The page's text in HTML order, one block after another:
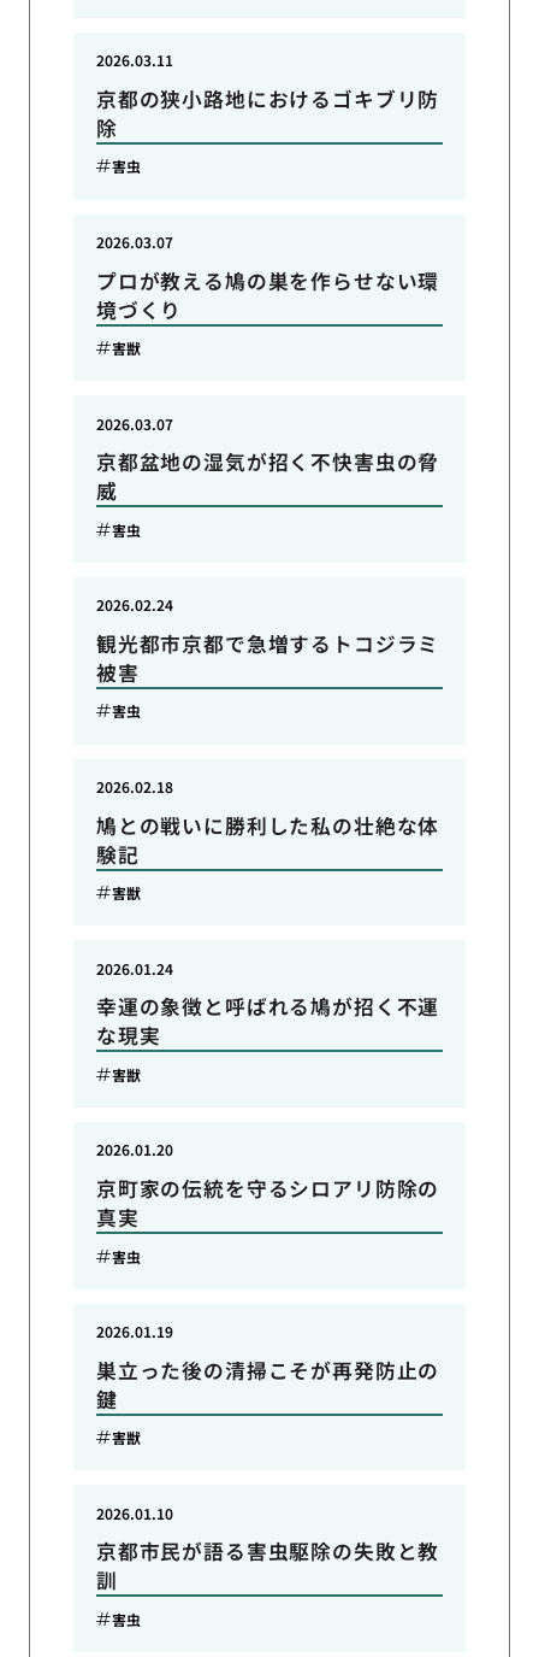
京都の狭小路地におけるゴキブリ防
除
2026.03.11
害虫
プロが教える鳩の巣を作らせない環
境づくり
2026.03.07
害獣
京都盆地の湿気が招く不快害虫の脅
威
2026.03.07
害虫
観光都市京都で急増するトコジラミ
被害
2026.02.24
害虫
鳩との戦いに勝利した私の壮絶な体
験記
2026.02.18
害獣
幸運の象徴と呼ばれる鳩が招く不運
な現実
2026.01.24
害獣
京町家の伝統を守るシロアリ防除の
真実
2026.01.20
害虫
巣立った後の清掃こそが再発防止の
鍵
2026.01.19
害獣
京都市民が語る害虫駆除の失敗と教
訓
2026.01.10
害虫